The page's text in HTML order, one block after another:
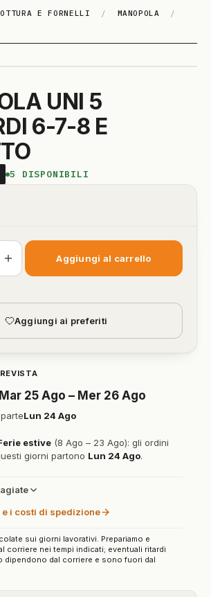
E FORNELLI / MANOPOLA
/
UNI 5
6-7-8 E
5 DISPONIBILI
Aggiungi al carrello
Aggiungi ai preferiti
Mar 25 Ago – Mer 26 Ago
Lun 24 Ago
estive (8 Ago – 23 Ago): gli ordini
giorni partono Lun 24 Ago.
e i costi di spedizione
sui giorni lavorativi. Prepariamo e
corriere nei tempi indicati; eventuali ritardi
dipendono dal corriere e sono fuori dal